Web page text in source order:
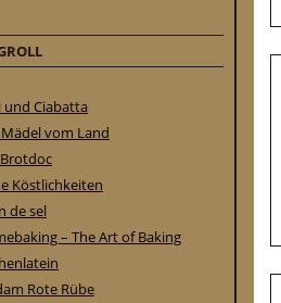
und Ciabatta
Mädel vom Land
Köstlichkeiten
de sel
– The Art of Baking
Rote Rübe